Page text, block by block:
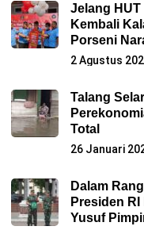
Jelang HUT
Kembali
Porseni
2 Agustus
Talang
Total
26 Januari
Dalam
Presiden
Yusuf